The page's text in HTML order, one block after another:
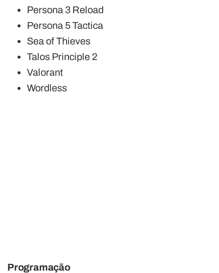
Persona 3 Reload
Persona 5 Tactica
Sea of Thieves
Talos Principle 2
Valorant
Wordless
Programação